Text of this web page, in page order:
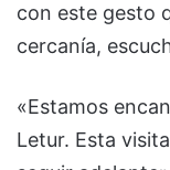
con este gesto
cercanía,
«Estamos
Letur. Esta